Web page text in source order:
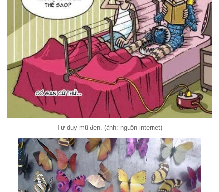
Tư duy mũ đen. (ảnh: nguồn internet)